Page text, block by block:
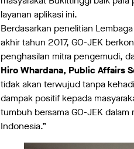
layanan aplikasi ini.
Berdasarkan penelitian
akhir tahun 2017, GO-JEK
penghasilan mitra pengemudi,
Hiro Whardana, Public Affairs
tidak akan terwujud tanpa
dampak positif kepada
tumbuh bersama GO-JEK
Indonesia.”